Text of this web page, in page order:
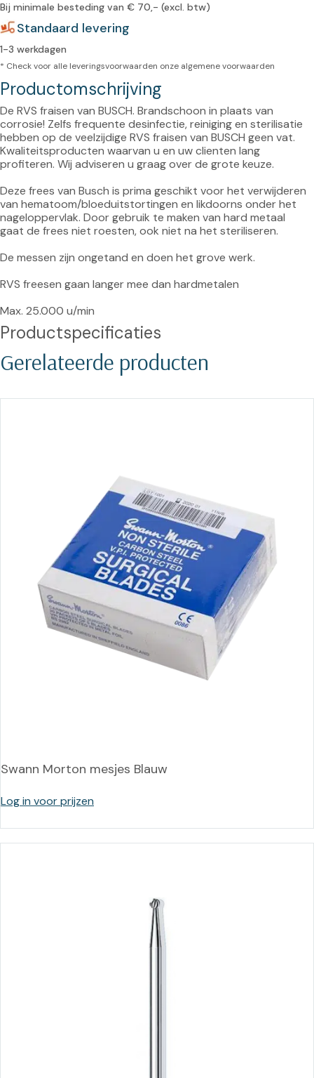
Bij minimale besteding van € 70,- (excl. btw)
Standaard levering
1-3 werkdagen
* Check voor alle leveringsvoorwaarden onze algemene voorwaarden
Productomschrijving
De RVS fraisen van BUSCH. Brandschoon in plaats van
corrosie! Zelfs frequente desinfectie, reiniging en sterilisatie
hebben op de veelzijdige RVS fraisen van BUSCH geen vat.
Kwaliteitsproducten waarvan u en uw clienten lang
profiteren. Wij adviseren u graag over de grote keuze.
Deze frees van Busch is prima geschikt voor het verwijderen
van hematoom/bloeduitstortingen en likdoorns onder het
nageloppervlak. Door gebruik te maken van hard metaal
gaat de frees niet roesten, ook niet na het steriliseren.
De messen zijn ongetand en doen het grove werk.
RVS freesen gaan langer mee dan hardmetalen
Max. 25.000 u/min
Productspecificaties
Gerelateerde producten
Swann Morton mesjes Blauw
Log in voor prijzen